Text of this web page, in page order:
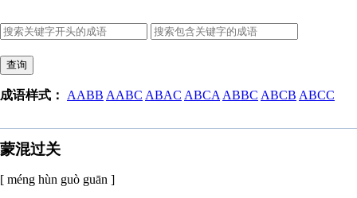
查询
成语样式： AABB AABC ABAC ABCAABBC ABCB ABCC
蒙混过关
[ méng hùn guò guān ]